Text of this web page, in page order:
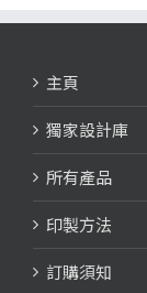
主頁
獨家設計庫
所有產品
印製方法
訂購須知